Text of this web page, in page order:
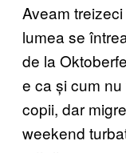
Aveam
lumea se
de la
e ca și cum
copii, dar
weekend